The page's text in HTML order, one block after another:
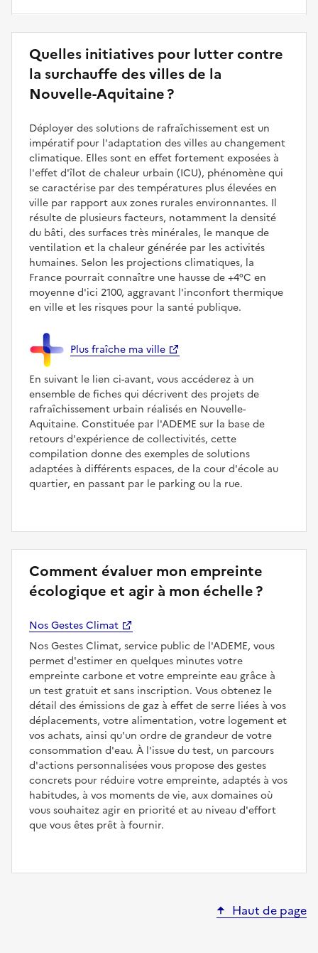
Quelles initiatives pour lutter contre
la surchauffe des villes de la
Nouvelle-Aquitaine ?
Déployer des solutions de rafraîchissement est un
impératif pour l'adaptation des villes au changement
climatique. Elles sont en effet fortement exposées à
l'effet d'îlot de chaleur urbain (ICU), phénomène qui
se caractérise par des températures plus élevées en
ville par rapport aux zones rurales environnantes. Il
résulte de plusieurs facteurs, notamment la densité
du bâti, des surfaces très minérales, le manque de
ventilation et la chaleur générée par les activités
humaines. Selon les projections climatiques, la
France pourrait connaître une hausse de +4°C en
moyenne d'ici 2100, aggravant l'inconfort thermique
en ville et les risques pour la santé publique.
Plus fraîche ma ville
En suivant le lien ci-avant, vous accéderez à un
ensemble de fiches qui décrivent des projets de
rafraîchissement urbain réalisés en Nouvelle-
Aquitaine. Constituée par l'ADEME sur la base de
retours d'expérience de collectivités, cette
compilation donne des exemples de solutions
adaptées à différents espaces, de la cour d'école au
quartier, en passant par le parking ou la rue.
Comment évaluer mon empreinte
écologique et agir à mon échelle ?
Nos Gestes Climat
Nos Gestes Climat, service public de l'ADEME, vous
permet d'estimer en quelques minutes votre
empreinte carbone et votre empreinte eau grâce à
un test gratuit et sans inscription. Vous obtenez le
détail des émissions de gaz à effet de serre liées à vos
déplacements, votre alimentation, votre logement et
vos achats, ainsi qu'un ordre de grandeur de votre
consommation d'eau. À l'issue du test, un parcours
d'actions personnalisées vous propose des gestes
concrets pour réduire votre empreinte, adaptés à vos
habitudes, à vos moments de vie, aux domaines où
vous souhaitez agir en priorité et au niveau d'effort
que vous êtes prêt à fournir.
Haut de page